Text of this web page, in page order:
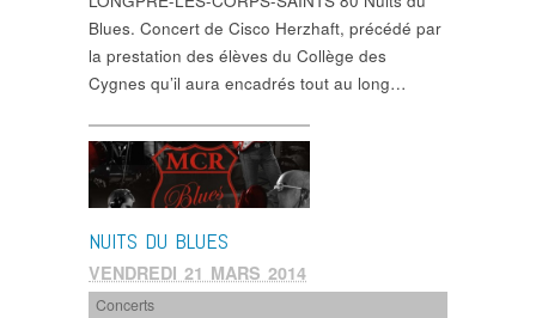
Blues. Concert de Cisco Herzhaft, précédé par
la prestation des élèves du Collège des
Cygnes qu’il aura encadrés tout au long…
NUITS DU BLUES
VENDREDI 21 MARS 2014
Concerts